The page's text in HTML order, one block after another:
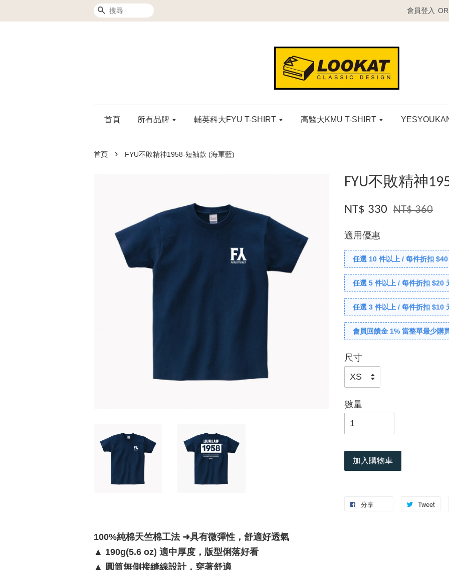
搜尋 會員登入 OR
首頁 所有品牌 輔英科大FYU T-SHIRT 高醫大KMU T-SHIRT
首頁 › FYU不敗精神1958-短袖款 (海軍藍)
FYU不敗精神
NT$ 330 NT$ 360
適用優惠
任選 10 件以上 / 每件折扣
任選 5 件以上 / 每件折扣 $20
任選 3 件以上 / 每件折扣 $10
會員回饋金 1% 當整單最少購
尺寸
數量
加入購物車
分享 Tweet
100%純棉天竺棉工法 ➜具有微彈性，舒適好透氣
▲ 190g(5.6 oz) 適中厚度，版型俐落好看
▲ 圓筒無側接縫線設計，穿著舒適